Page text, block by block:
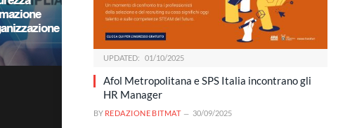
UPDATED: 01/10/2025
Afol Metropolitana e SPS Italia incontrano gli
HR Manager
BY REDAZIONE BITMAT 30/09/2025